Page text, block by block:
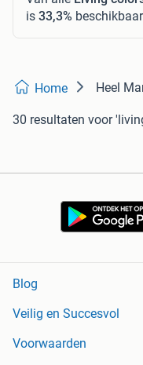
is 33,3%
Home Heel
30 resultaten voor
Blog
Veilig en Succesvol
Voorwaarden